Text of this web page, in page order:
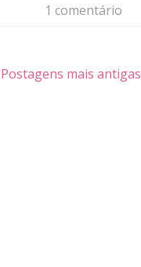
1 comentário
Postagens mais antigas